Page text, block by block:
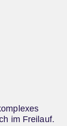
im Freilauf.